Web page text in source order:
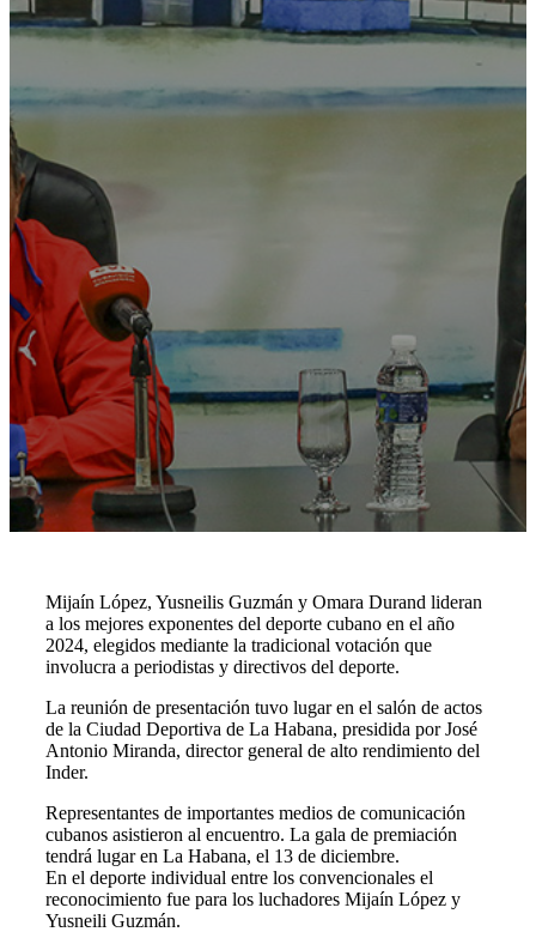
Mijaín López, Yusneilis Guzmán y Omara Durand lideran
a los mejores exponentes del deporte cubano en el año
2024, elegidos mediante la tradicional votación que
involucra a periodistas y directivos del deporte.
La reunión de presentación tuvo lugar en el salón de actos
de la Ciudad Deportiva de La Habana, presidida por José
Antonio Miranda, director general de alto rendimiento del
Inder.
Representantes de importantes medios de comunicación
cubanos asistieron al encuentro. La gala de premiación
tendrá lugar en La Habana, el 13 de diciembre.
En el deporte individual entre los convencionales el
reconocimiento fue para los luchadores Mijaín López y
Yusneili Guzmán.